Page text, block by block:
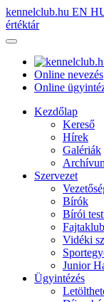
kennelclub.hu EN
értéktár
Online nevezés
Online
Kezdőlap
Kereső
Hírek
Galériák
Szervezet
Bírók
Bírói
Vidéki
Junior
Ügyintézés